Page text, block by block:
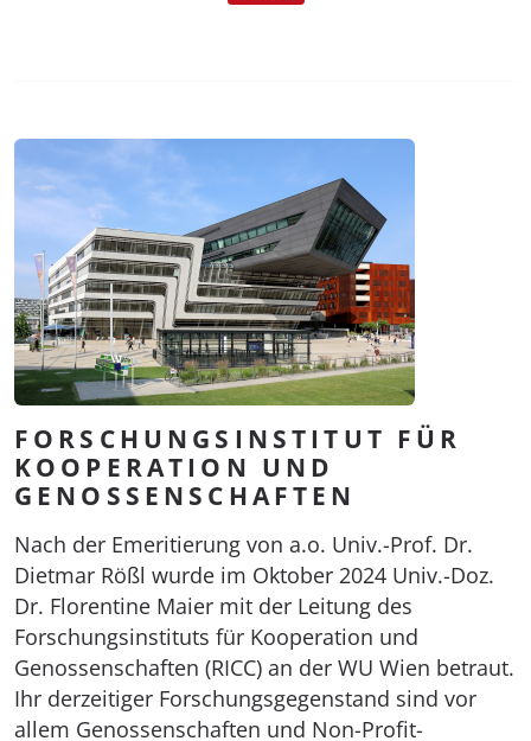
FORSCHUNGSINSTITUT FÜR
KOOPERATION UND
GENOSSENSCHAFTEN
Nach der Emeritierung von a.o. Univ.-Prof. Dr.
Dietmar Rößl wurde im Oktober 2024 Univ.-Doz.
Dr. Florentine Maier mit der Leitung des
Forschungsinstituts für Kooperation und
Genossenschaften (RICC) an der WU Wien betraut.
Ihr derzeitiger Forschungsgegenstand sind vor
allem Genossenschaften und Non-Profit-